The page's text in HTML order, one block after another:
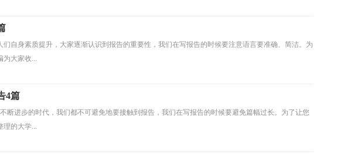
自身素质提升，大家逐渐认识到报告的重要性，我们在写报告的时候要注意语言要准确、简洁。为
为大家收...
4篇
断进步的时代，我们都不可避免地要接触到报告，我们在写报告的时候要避免篇幅过长。为了让您
理的大学...